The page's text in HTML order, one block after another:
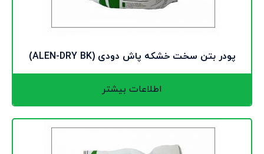
پودر بتن سخت خشکه پاش دودی (ALEN-DRY BK)
اطلاعات بیشتر